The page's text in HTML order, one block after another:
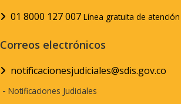
01 8000 127 007 Línea gratuita de
Correos electrónicos
notificacionesjudiciales@sdis.gov.co
- Notificaciones Judiciales